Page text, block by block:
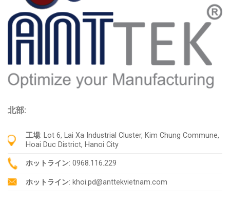
北部:
工場: Lot 6, Lai Xa Industrial Cluster, Kim Chung Commune,
Hoai Duc District, Hanoi City
ホットライン: 0968.116.229
ホットライン: khoi.pd@anttekvietnam.com